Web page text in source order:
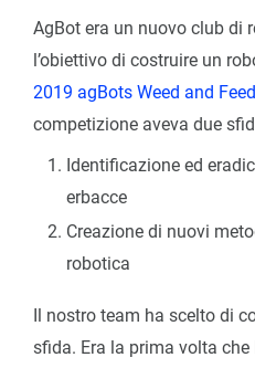
AgBot era un nuovo club di
l’obiettivo di costruire un
2019 agBots Weed and
competizione aveva due
Identificazione ed
erbacce
Creazione di nuovi
robotica
Il nostro team ha scelto di
sfida. Era la prima volta